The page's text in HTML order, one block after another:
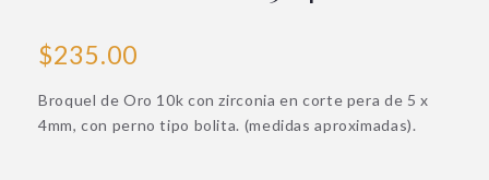
$235.00
Broquel de Oro 10k con zirconia en corte pera de 5 x
4mm, con perno tipo bolita. (medidas aproximadas).